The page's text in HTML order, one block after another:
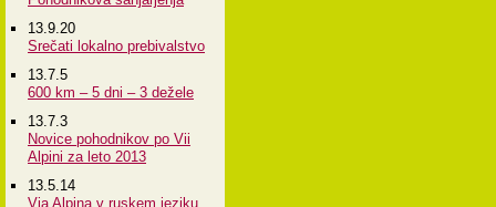
13.9.20
Srečati lokalno prebivalstvo
13.7.5
600 km – 5 dni – 3 dežele
13.7.3
Novice pohodnikov po Vii
Alpini za leto 2013
13.5.14
Via Alpina v ruskem jeziku